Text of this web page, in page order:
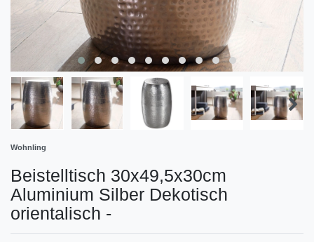
Wohnling
Beistelltisch 30x49,5x30cm
Aluminium Silber Dekotisch
orientalisch -